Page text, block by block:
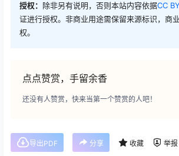
授权： 除非另有说明，否则本站内容依据CC
证进行授权。非商业用途需保留来源标识，商
权。
点点赞赏，手留余香
还没有人赞赏，快来当第一个赞赏的人吧！
导出PDF 分享 收藏 举报